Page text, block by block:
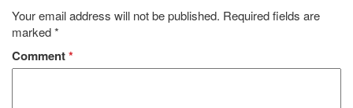
Your email address will not be published. Required fields are
marked*
Comment*